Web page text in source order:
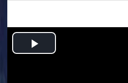
Play